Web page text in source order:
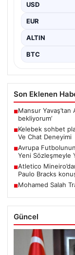
Sanal
USD
EUR
ALTIN
BTC
Son Eklenen
■Mansur
bekliyorum’
■Kelebek sohbet
Ve Chat Deneyimi
■Avrupa
Yeni Sözleşmeyle
■Atletico
Paulo Bracks
■Mohamed Salah
Güncel